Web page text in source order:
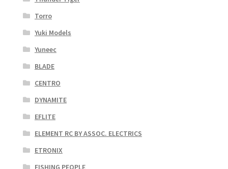
Torro
Yuki Models
Yuneec
BLADE
CENTRO
DYNAMITE
EFLITE
ELEMENT RC BY ASSOC. ELECTRICS
ETRONIX
FISHING PEOPLE